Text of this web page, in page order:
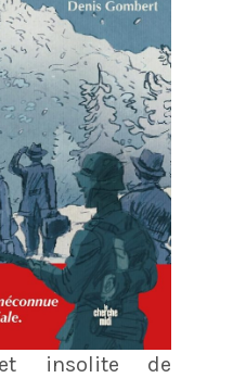
insolite de